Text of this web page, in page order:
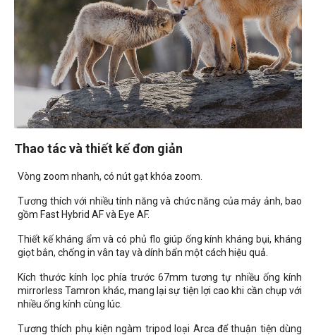
Thao tác và thiết kế đơn giản
Vòng zoom nhanh, có nút gạt khóa zoom.
Tương thích với nhiều tính năng và chức năng của máy ảnh, bao
gồm Fast Hybrid AF và Eye AF.
Thiết kế kháng ẩm và có phủ flo giúp ống kính kháng bụi, kháng
giọt bắn, chống in vân tay và dính bẩn một cách hiệu quả.
Kích thước kính lọc phía trước 67mm tương tự nhiều ống kính
mirrorless Tamron khác, mang lại sự tiện lợi cao khi cần chụp với
nhiều ống kính cùng lúc.
Tương thích phụ kiện ngàm tripod loại Arca để thuận tiện dùng